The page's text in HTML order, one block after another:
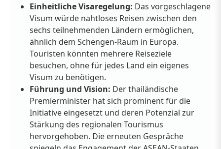
Einheitliche Visaregelung: Das vorgeschlagene
Visum würde nahtloses Reisen zwischen den
sechs teilnehmenden Ländern ermöglichen,
ähnlich dem Schengen-Raum in Europa.
Touristen könnten mehrere Reiseziele
besuchen, ohne für jedes Land ein eigenes
Visum zu benötigen.
Führung und Vision: Der thailändische
Premierminister hat sich prominent für die
Initiative eingesetzt und deren Potenzial zur
Stärkung des regionalen Tourismus
hervorgehoben. Die erneuten Gespräche